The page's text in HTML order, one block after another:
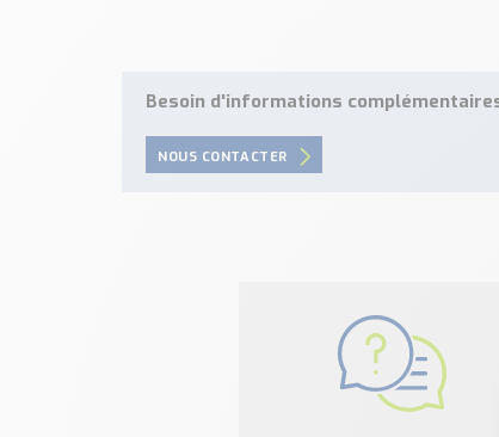
Besoin d'informations
NOUS CONTACTER